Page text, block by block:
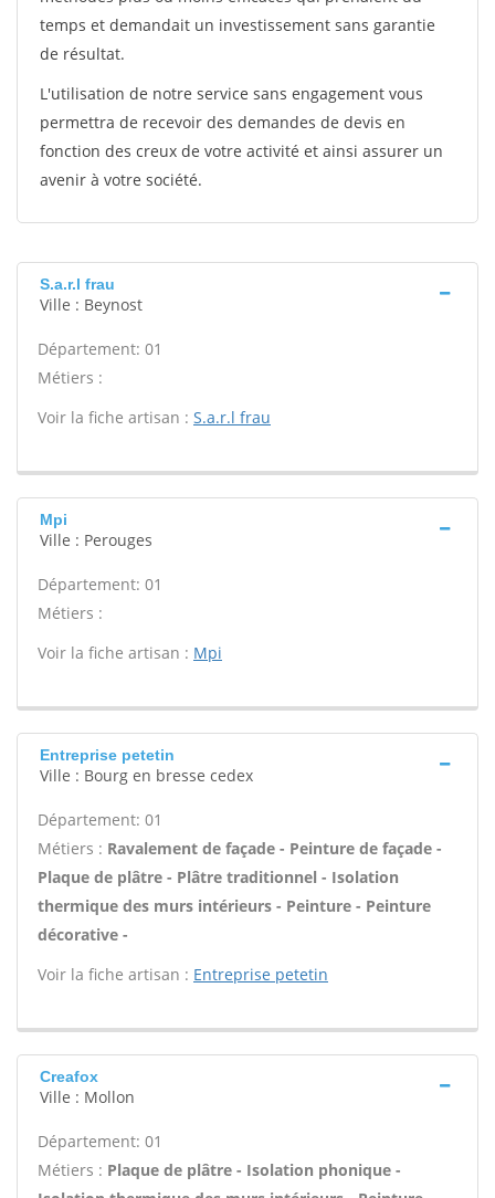
temps et demandait un investissement sans garantie
de résultat.
L'utilisation de notre service sans engagement vous
permettra de recevoir des demandes de devis en
fonction des creux de votre activité et ainsi assurer un
avenir à votre société.
S.a.r.l frau
Ville : Beynost
Département: 01
Métiers :
Voir la fiche artisan : S.a.r.l frau
Mpi
Ville : Perouges
Département: 01
Métiers :
Voir la fiche artisan : Mpi
Entreprise petetin
Ville : Bourg en bresse cedex
Département: 01
Métiers : Ravalement de façade - Peinture de façade -
Plaque de plâtre - Plâtre traditionnel - Isolation
thermique des murs intérieurs - Peinture - Peinture
décorative -
Voir la fiche artisan : Entreprise petetin
Creafox
Ville : Mollon
Département: 01
Métiers : Plaque de plâtre - Isolation phonique -